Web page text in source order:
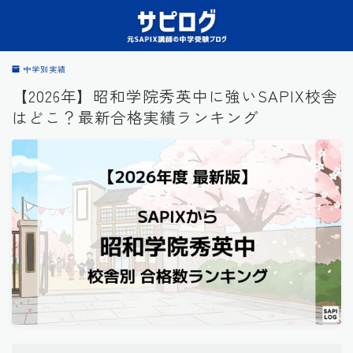
中学別実績
【2026年】昭和学院秀英中に強いSAPIX校舎
はどこ？最新合格実績ランキング